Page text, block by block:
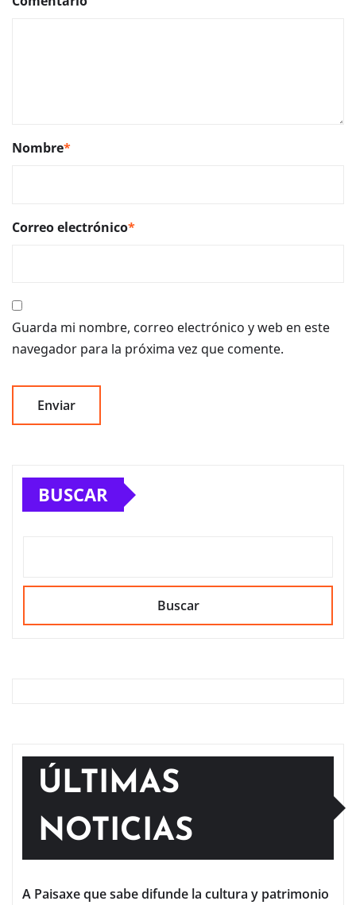
Nombre*
Correo electrónico*
Guarda mi nombre, correo electrónico y web en este
navegador para la próxima vez que comente.
BUSCAR
Buscar
ÚLTIMAS
NOTICIAS
A Paisaxe que sabe difunde la cultura y patrimonio